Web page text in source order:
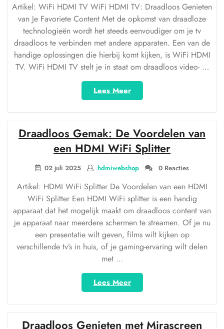
Artikel: WiFi HDMI TV WiFi HDMI TV: Draadloos Genieten
van Je Favoriete Content Met de opkomst van draadloze
technologieën wordt het steeds eenvoudiger om je tv
draadloos te verbinden met andere apparaten. Een van de
handige oplossingen die hierbij komt kijken, is WiFi HDMI
TV. WiFi HDMI TV stelt je in staat om draadloos video- …
Lees Meer“Draadloos
Genieten
met
WiFi
HDMI
TV:
De
Nieuwe
voor
Thuisentertainment”
Draadloos Gemak: De Voordelen van
een HDMI WiFi Splitter
02 juli 2025 hdmiwebshop 0 Reacties
Artikel: HDMI WiFi Splitter De Voordelen van een HDMI
WiFi Splitter Een HDMI WiFi splitter is een handig
apparaat dat het mogelijk maakt om draadloos content van
je apparaat naar meerdere schermen te streamen. Of je nu
een presentatie wilt geven, films wilt kijken op
verschillende tv’s in huis, of je gaming-ervaring wilt delen
met …
Lees Meer“Draadloos
Gemak:
De
Voordelen
van
Draadloos Genieten met Mirascreen